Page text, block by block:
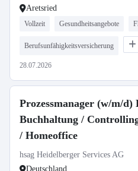
Aretsried
Vollzeit Gesundheitsangebote
Berufsunfähigkeitsversicherung
28.07.2026
Prozessmanager (w/m/d)
Buchhaltung /
/ Homeoffice
hsag Heidelberger Services AG
Deutschland